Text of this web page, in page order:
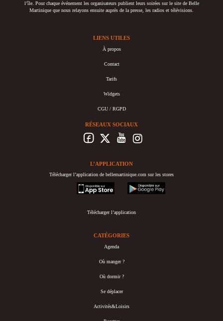
l’île. Pour chaque événement les organisateurs publient leurs soirées sur le site de Belle
Martinique que nous relayons ensuite auprès de la presse, les radios et télévisions.
LIENS UTILES
À propos
Contact
Tarifs
Widgets
CGU / RGPD
RÉSEAUX SOCIAUX
L’APPLICATION
Télécharger l’application de bellemartinique.com sur les stores
appstore
googleplay
Télécharger l’application
CATÉGORIES
Agenda
Où manger ?
Où dormir ?
Se déplacer
Activités&Loisirs